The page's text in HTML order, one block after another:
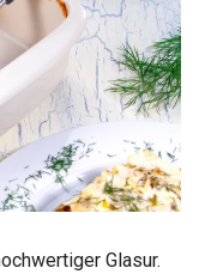
Glasur.